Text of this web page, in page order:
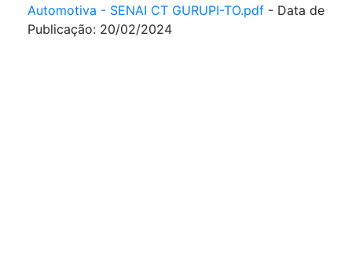
Automotiva - SENAI CT GURUPI-TO.pdf - Data de
Publicação: 20/02/2024